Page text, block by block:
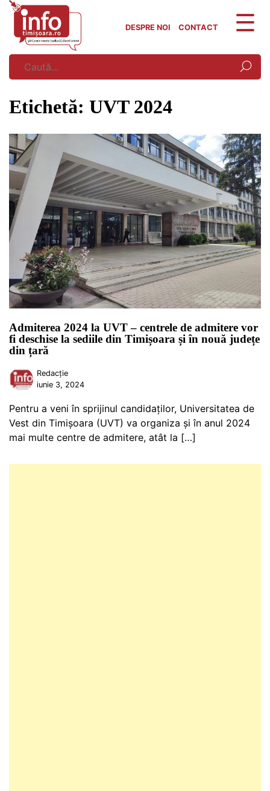
Skip
content
DESPRE NOI CONTACT
Etichetă: UVT 2024
Admiterea 2024 la UVT – centrele de admitere vor
fi deschise la sediile din Timișoara și în nouă județe
din țară
Redacție
iunie 3, 2024
Pentru a veni în sprijinul candidaților, Universitatea de
Vest din Timișoara (UVT) va organiza și în anul 2024
mai multe centre de admitere, atât la […]